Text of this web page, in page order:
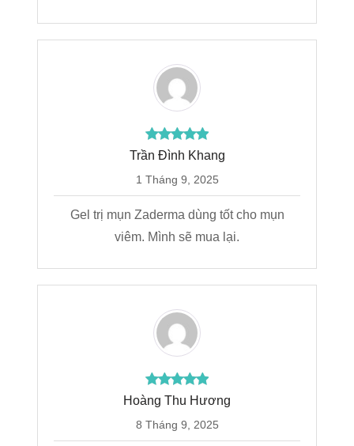
Trần Đình Khang
1 Tháng 9, 2025
Gel trị mụn Zaderma dùng tốt cho mụn
viêm. Mình sẽ mua lại.
Hoàng Thu Hương
8 Tháng 9, 2025